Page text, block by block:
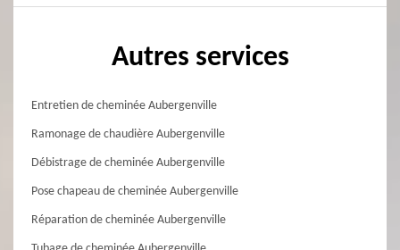
Autres services
Entretien de cheminée Aubergenville
Ramonage de chaudière Aubergenville
Débistrage de cheminée Aubergenville
Pose chapeau de cheminée Aubergenville
Réparation de cheminée Aubergenville